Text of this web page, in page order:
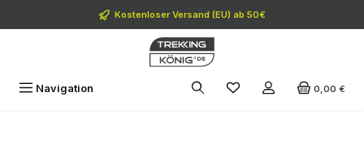
Zum Hauptinhalt springenKostenloser Versand (EU) ab 50€
Navigation 0,00 €